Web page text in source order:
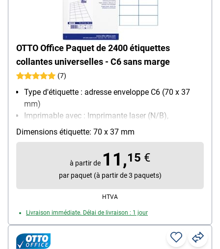
OTTO Office Paquet de 2400 étiquettes
collantes universelles - C6 sans marge
(7)
Type d'étiquette : adresse enveloppe C6 (70 x 37
mm)
Imprimable avec : Imprimante laser (N/B),
Imprimante laser (couleur), Photocopieur (N/B),
(N/B), Imprimante jet d’encre (couleur)
Propriété d’adhésion : permanente
Dimensions étiquette: 70 x 37 mm
à partir de 11,15 €
par paquet (à partir de 3 paquets)
HTVA
Livraison immédiate. Délai de livraison : 1 jour